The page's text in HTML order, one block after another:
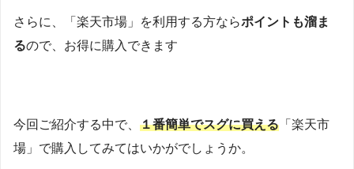
さらに、「楽天市場」を利用する方ならポイントも溜ま
るので、お得に購入できます
今回ご紹介する中で、 １番簡単でスグに買える 「楽天市
場」で購入してみてはいかがでしょうか。